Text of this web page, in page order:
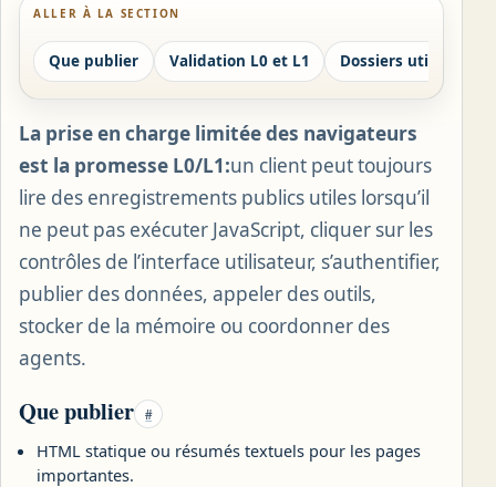
ALLER À LA SECTION
Que publier Validation L0 et L1 Dossiers utiles
La prise en charge limitée des navigateurs
est la promesse L0/L1:un client peut toujours
lire des enregistrements publics utiles lorsqu’il
ne peut pas exécuter JavaScript, cliquer sur les
contrôles de l’interface utilisateur, s’authentifier,
publier des données, appeler des outils,
stocker de la mémoire ou coordonner des
agents.
Que publier #
HTML statique ou résumés textuels pour les pages
importantes.